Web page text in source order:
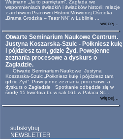
Wejmann „Ja to pamiętam”. Zagłada we
wspomnieniach świadkiń i świadków historii: relacje
z archiwum Pracowni Historii Mówionej Ośrodka
„Brama Grodzka – Teatr NN” w Lublinie ...
więcej...
Otwarte Seminarium Naukowe Centrum.
Justyna Koszarska-Szulc - Połkniesz kulę
i pójdziesz tam, gdzie Żyd. Powojenne
zeznania procesowe a dyskurs o
Zagładzie.
Otwarte Seminarium Naukowe Justyna
Koszarska-Szulc „Połkniesz kulę i pójdziesz tam,
gdzie Żyd”. Powojenne zeznania procesowe a
dyskurs o Zagładzie Spotkanie odbędzie się w
środę 15 kwietnia br. w sali 161 w Pałacu St...
więcej...
subskrybuj
NEWSLETTER